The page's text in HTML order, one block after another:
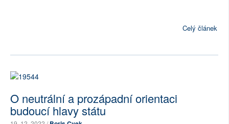
Celý článek
O neutrální a prozápadní orientaci
budoucí hlavy státu